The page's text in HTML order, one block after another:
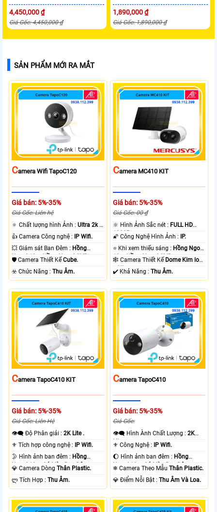
4,450,000 ₫
Giá Gốc: 4,450,000 ₫
1,890,000 ₫
Giá Gốc: 1,890,000 ₫
SẢN PHẨM MỚI RA MẮT
CAmera Wifi TapoC120
Giá bán: 5%-35%
Giá Gốc: Liên hệ
🔅 Chất lượng hình Ảnh :Ultra 2k +
.
👍 Camera Công nghệ : IP Wifi.
💥 Giám sát Ban Đêm : Hồng
Ngoại 10m Hồng Ngoại SMD.
🛡 Camera Thiết KếCube.
️☣️ Chức Năng :Thu Âm.
CAmera MC410 KIT
Giá bán: 5%-35%
Giá Gốc: 00 ₫
🔆 Hình Ảnh Sắc nét : FULL HD
1080P .
🌠 Công Nghệ Hình Ảnh : IP.
⭐ Khi xem thiếu sáng : Hồng Ngoại
10m Hồng Ngoại SMD.
🕸️ Camera Thiết Kế Dome Kim loại
+ Nhựa.
️✔️ Khả Năng :Thu Âm.
CAmera TapoC410 KIT
Giá bán: 5%-35%
Giá Gốc: Liên Hệ
👁️‍🗨 Độ Phân giải :2K Lite .
⚜️ Tích hợp công nghệ : IP Wifi.
🌛 Hình ảnh ban đêm : Hồng
Ngoại 10m Có Màu Ban Ðêm.
💎 Camera DòngThân Plastic.
️ლ Tích Hợp :Thu Âm.
CAmera TapoC410
Giá bán: 5%-35%
Giá Gốc:
👁️‍🗨 Hình Ành Chất Lượng :2K
Lite .
⚜️ Công Nghệ : IP Wifi.
🌔 Hình ảnh ban đêm : Hồng
Ngoại 10m Có Màu Ban Ðêm.
❄ Camera Theo MẫuThân Plastic.
️💎 Điểm Nỗi Bật :Thu Âm Và Loa.